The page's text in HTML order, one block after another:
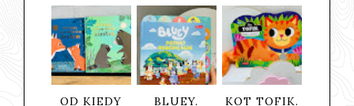
OD KIEDY
BLUEY.
KOT TOFIK.